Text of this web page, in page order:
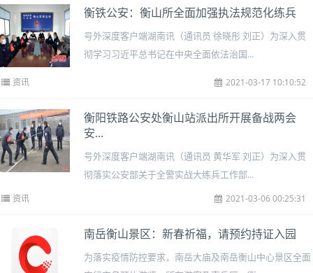
衡铁公安：衡山所全面加强执法规范化练兵
号外深度客户端湖南讯（通讯员 徐晓彤 刘正）为深入贯
彻学习习近平总书记在中央全面依法治国...
资讯 2021-03-17 10:10:52
衡阳铁路公安处衡山站派出所开展备战两会
安...
号外深度客户端湖南讯（通讯员 黄华军 刘正）为深入贯
彻落实公安部关于全警实战大练兵工作部...
资讯 2021-03-06 00:25:31
南岳衡山景区：新春祈福，请预约持证入园
为落实疫情防控要求，南岳大庙及南岳衡山中心景区全面